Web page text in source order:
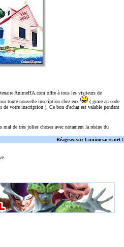
AnimeHA.com offre à tous les visiteurs de
toute nouvelle inscription chez eux
( grace au code
de votre inscription ). Ce bon d'achat est valable pendant
mal de très jolies choses avec notament la résine du
Réagisez sur Lunionsacre.net !